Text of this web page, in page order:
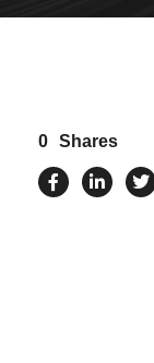
0 Shares